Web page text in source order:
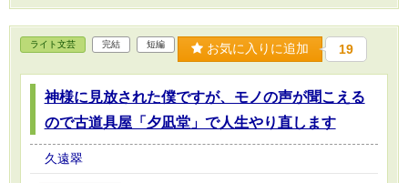
ライト文芸 完結 短編 お気に入りに追加 19
神様に見放された僕ですが、モノの声が聞こえる
ので古道具屋「夕凪堂」で人生やり直します
久遠翠